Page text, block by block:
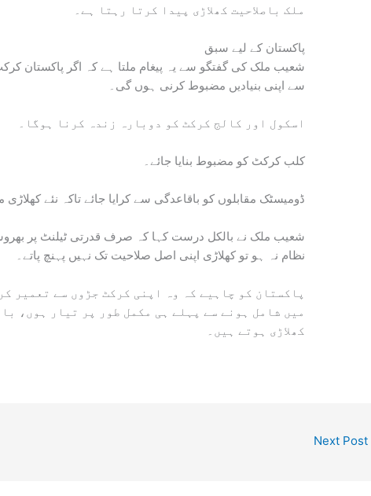
ملک باصلاحیت کھلاڑی پیدا کرتا رہتا ہے۔
پاکستان کے لیے سبق
شعیب ملک کی گفتگو سے یہ پیغام ملتا ہے کہ اگر پاکستان کرکٹ
سے اپنی بنیادیں مضبوط کرنی ہوں گی۔
اسکول اور کالج کرکٹ کو دوبارہ زندہ کرنا ہوگا۔
کلب کرکٹ کو مضبوط بنایا جائے۔
ڈومیسٹک مقابلوں کو باقاعدگی سے کرایا جائے تاکہ نئے
شعیب ملک نے بالکل درست کہا کہ صرف قدرتی ٹیلنٹ پر
نظام نہ ہو تو کھلاڑی اپنی اصل صلاحیت تک نہیں پہنچ پاتے۔
پاکستان کو چاہیے کہ وہ اپنی کرکٹ جڑوں سے تعمیر
میں شامل ہونے سے پہلے ہی مکمل طور پر تیار ہوں،
کھلاڑی ہوتے ہیں۔
Next Post